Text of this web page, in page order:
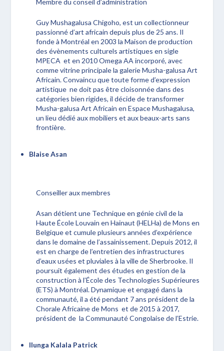
Guy Mushagalusa Chigoho, est un collectionneur
passionné d’art africain depuis plus de 25 ans. Il
fonde à Montréal en 2003 la Maison de production
des évènements culturels artistiques en sigle
MPECA et en 2010 Omega AA incorporé, avec
comme vitrine principale la galerie Musha-galusa Art
Africain. Convaincu que toute forme d’expression
artistique ne doit pas être cloisonnée dans des
catégories bien rigides, il décide de transformer
Musha-galusa Art Africain en Espace Mushagalusa,
un lieu dédié aux mobiliers et aux beaux-arts sans
frontière.
Blaise Asan
Conseiller aux membres
Asan détient une Technique en génie civil de la
Haute École Louvain en Hainaut (HELHa) de Mons en
Belgique et cumule plusieurs années d’expérience
dans le domaine de l’assainissement. Depuis 2012, il
est en charge de l’entretien des infrastructures
d’eaux usées et pluviales à la ville de Sherbrooke. Il
poursuit également des études en gestion de la
construction à l’École des Technologies Supérieures
(ETS) à Montréal. Dynamique et engagé dans la
communauté, il a été pendant 7 ans président de la
Chorale Africaine de Mons et de 2015 à 2017,
président de la Communauté Congolaise de l’Estrie.
Ilunga Kalala Patrick